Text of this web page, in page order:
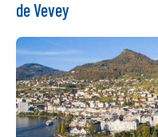
de Vevey